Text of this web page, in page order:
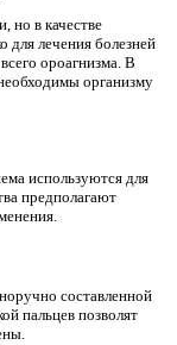
но в качестве
для лечения болезней
ороагнизма. В
организму
используются для
предполагают
составленной
пальцев позволят